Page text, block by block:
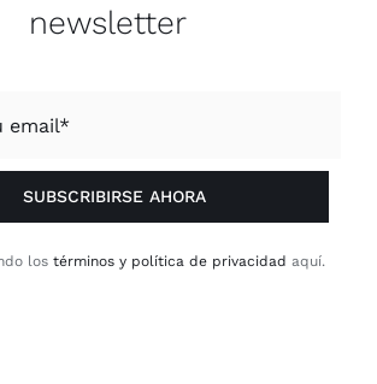
newsletter
SUBSCRIBIRSE AHORA
los términos y política de privacidad aquí.